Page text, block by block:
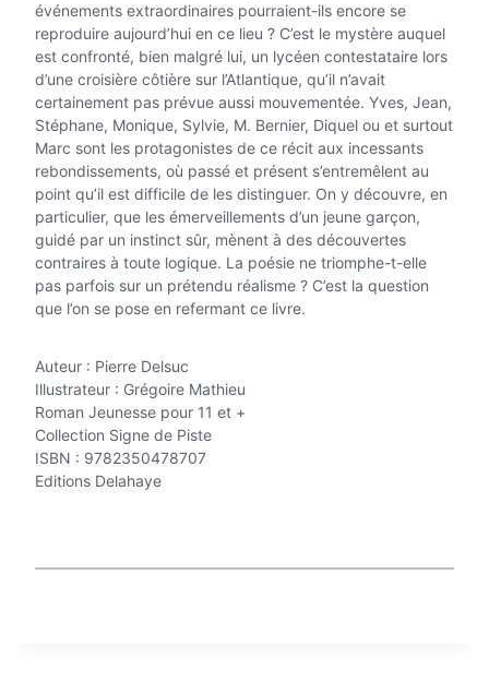
événements extraordinaires pourraient-ils encore se
reproduire aujourd’hui en ce lieu ? C’est le mystère auquel
est confronté, bien malgré lui, un lycéen contestataire lors
d’une croisière côtière sur l’Atlantique, qu’il n’avait
certainement pas prévue aussi mouvementée. Yves, Jean,
Stéphane, Monique, Sylvie, M. Bernier, Diquel ou et surtout
Marc sont les protagonistes de ce récit aux incessants
rebondissements, où passé et présent s’entremêlent au
point qu’il est difficile de les distinguer. On y découvre, en
particulier, que les émerveillements d’un jeune garçon,
guidé par un instinct sûr, mènent à des découvertes
contraires à toute logique. La poésie ne triomphe-t-elle
pas parfois sur un prétendu réalisme ? C’est la question
que l’on se pose en refermant ce livre.
Auteur : Pierre Delsuc
Illustrateur : Grégoire Mathieu
Roman Jeunesse pour 11 et +
Collection Signe de Piste
ISBN : 9782350478707
Editions Delahaye